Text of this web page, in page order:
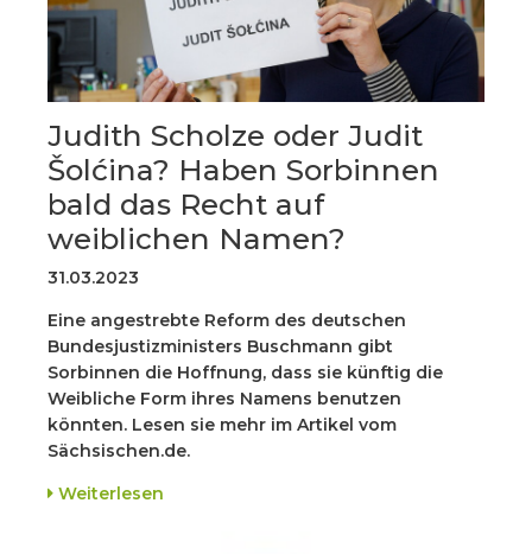
Judith Scholze oder Judit
Šolćina? Haben Sorbinnen
bald das Recht auf
weiblichen Namen?
31.03.2023
Eine angestrebte Reform des deutschen
Bundesjustizministers Buschmann gibt
Sorbinnen die Hoffnung, dass sie künftig die
Weibliche Form ihres Namens benutzen
könnten. Lesen sie mehr im Artikel vom
Sächsischen.de.
Weiterlesen